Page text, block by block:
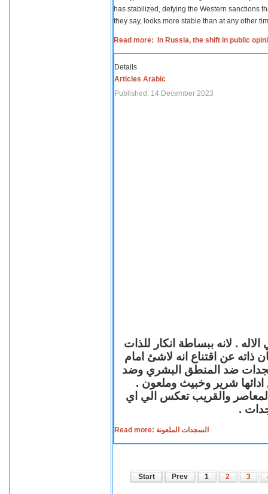
has stabilized, defying the Western sanctions
they say, looks more stable than at any other
Read more: In Russia, the shift in public
Details
Articles Arabic
Published: 14 December 2023
. لانه ببساطة انكار للذات
ذاته عن اقتناع انه لاشئ امام
ضد المنطق البشري وضد
ادائها شرير وخبيث وملعون .
المعاصر والقريب تعكس الي اي
.
Read more: السجدات الملعونة
Start Prev 1 2 3